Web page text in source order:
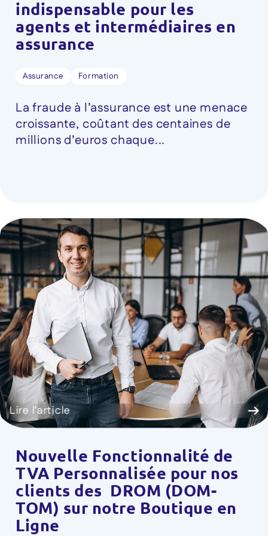
indispensable pour les
agents et intermédiaires en
assurance
Assurance Formation
La fraude à l’assurance est une menace
croissante, coûtant des centaines de
millions d’euros chaque...
Lire l'article
Nouvelle Fonctionnalité de
TVA Personnalisée pour nos
clients des DROM (DOM-
TOM) sur notre Boutique en
Ligne